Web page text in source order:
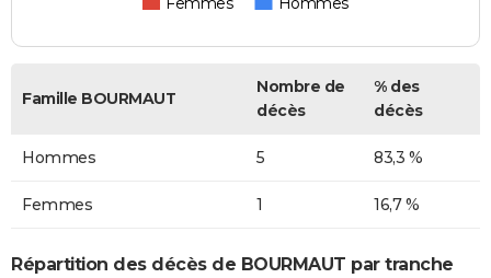
Famille BOURMAUT
Nombre de
décès
% des
décès
Hommes 5 83,3 %
Femmes 1 16,7 %
Répartition des décès de BOURMAUT par tranche